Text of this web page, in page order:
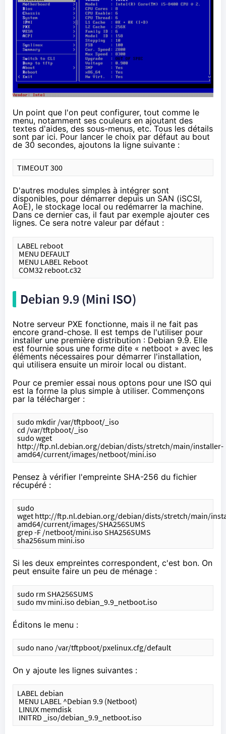
Un point que l'on peut configurer, tout comme le
menu, notamment ses couleurs en ajoutant des
textes d'aides, des sous-menus, etc. Tous les détails
sont par ici. Pour lancer le choix par défaut au bout
de 30 secondes, ajoutons la ligne suivante :
TIMEOUT 300
D'autres modules simples à intégrer sont
disponibles, pour démarrer depuis un SAN (iSCSI,
AoE), le stockage local ou redémarrer la machine.
Dans ce dernier cas, il faut par exemple ajouter ces
lignes. Ce sera notre valeur par défaut :
LABEL reboot
MENU DEFAULT
MENU LABEL Reboot
COM32 reboot.c32
Debian 9.9 (Mini ISO)
Notre serveur PXE fonctionne, mais il ne fait pas
encore grand-chose. Il est temps de l'utiliser pour
installer une première distribution : Debian 9.9. Elle
est fournie sous une forme dite « netboot » avec les
éléments nécessaires pour démarrer l'installation,
qui utilisera ensuite un miroir local ou distant.
Pour ce premier essai nous optons pour une ISO qui
est la forme la plus simple à utiliser. Commençons
par la télécharger :
sudo mkdir /var/tftpboot/_iso
cd /var/tftpboot/_iso
sudo wget
http://ftp.nl.debian.org/debian/dists/stretch/main/installer-
amd64/current/images/netboot/mini.iso
Pensez à vérifier l'empreinte SHA-256 du fichier
récupéré :
sudo
wget http://ftp.nl.debian.org/debian/dists/stretch/main/
amd64/current/images/SHA256SUMS
grep -F /netboot/mini.iso SHA256SUMS
sha256sum mini.iso
Si les deux empreintes correspondent, c'est bon. On
peut ensuite faire un peu de ménage :
sudo rm SHA256SUMS
sudo mv mini.iso debian_9.9_netboot.iso
Éditons le menu :
sudo nano /var/tftpboot/pxelinux.cfg/default
On y ajoute les lignes suivantes :
LABEL debian
MENU LABEL ^Debian 9.9 (Netboot)
LINUX memdisk
INITRD _iso/debian_9.9_netboot.iso